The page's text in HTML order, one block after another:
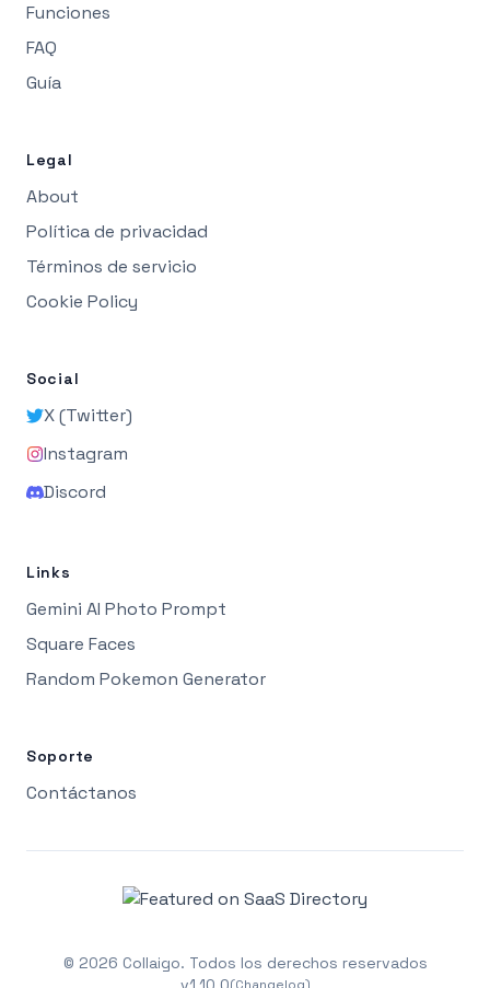
Funciones
FAQ
Guía
Legal
About
Política de privacidad
Términos de servicio
Cookie Policy
Social
X (Twitter)
Instagram
Discord
Links
Gemini AI Photo Prompt
Square Faces
Random Pokemon Generator
Soporte
Contáctanos
© 2026 Collaigo. Todos los derechos reservados